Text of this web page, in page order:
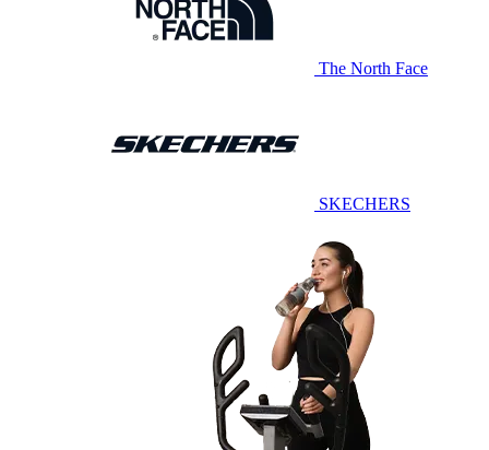
The North Face
SKECHERS